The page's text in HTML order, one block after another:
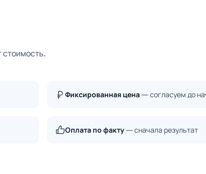
стоимость.
Фиксированная цена— согласуем до
Оплата по факту— сначала результат